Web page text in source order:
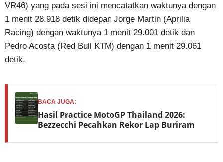
VR46) yang pada sesi ini mencatatkan waktunya dengan
1 menit 28.918 detik didepan Jorge Martin (Aprilia
Racing) dengan waktunya 1 menit 29.001 detik dan
Pedro Acosta (Red Bull KTM) dengan 1 menit 29.061
detik.
BACA JUGA:
Hasil Practice MotoGP Thailand 2026:
Bezzecchi Pecahkan Rekor Lap Buriram